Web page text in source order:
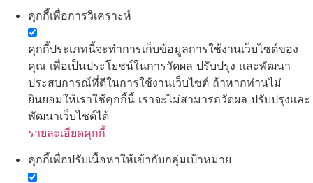
คุกกี้เพื่อการวิเคราะห์
คุกกี้ประเภทนี้จะทำการเก็บข้อมูลการใช้งานเว็บไซต์ของ
คุณ เพื่อเป็นประโยชน์ในการวัดผล ปรับปรุง และพัฒนา
ประสบการณ์ที่ดีในการใช้งานเว็บไซต์ ถ้าหากท่านไม่
ยินยอมให้เราใช้คุกกี้นี้ เราจะไม่สามารถวัดผล ปรับปรุงและ
พัฒนาเว็บไซต์ได้
รายละเอียดคุกกี้
คุกกี้เพื่อปรับเนื้อหาให้เข้ากับกลุ่มเป้าหมาย